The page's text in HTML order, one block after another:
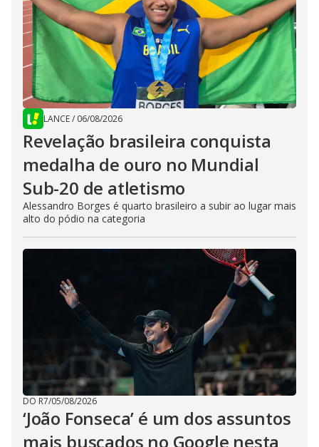
LANCE/ 06/08/2026
Revelação brasileira conquista
medalha de ouro no Mundial
Sub-20 de atletismo
Alessandro Borges é quarto brasileiro a subir ao lugar mais
alto do pódio na categoria
DO R7/05/08/2026
‘João Fonseca’ é um dos assuntos
mais buscados no Google nesta